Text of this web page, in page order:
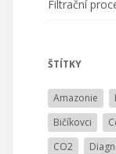
Filtrační
ŠTÍTKY
Amazonie
Bičíkovci
CO2